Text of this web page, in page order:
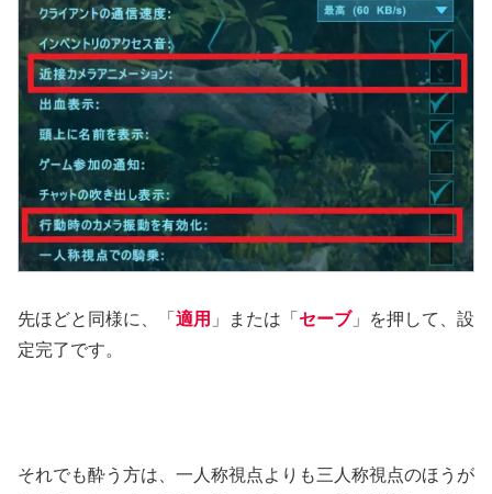
先ほどと同様に、「 適用 」または「 セーブ」を押して、設
定完了です。
それでも酔う方は、一人称視点よりも三人称視点のほうが